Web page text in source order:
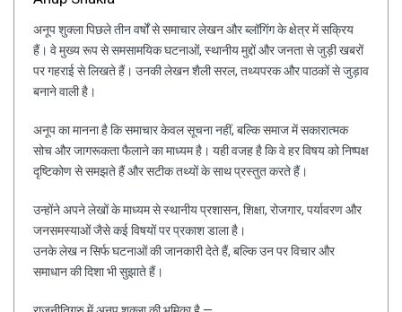
अनूप शुक्ला पिछले तीन वर्षों से समाचार लेखन और ब्लॉगिंग के क्षेत्र में सक्रिय
हैं। वे मुख्य रूप से समसामयिक घटनाओं, स्थानीय मुद्दों और जनता से जुड़ी खबरों
पर गहराई से लिखते हैं। उनकी लेखन शैली सरल, तथ्यपरक और पाठकों से जुड़ाव
बनाने वाली है।
अनूप का मानना है कि समाचार केवल सूचना नहीं, बल्कि समाज में सकारात्मक
सोच और जागरूकता फैलाने का माध्यम है। यही वजह है कि वे हर विषय को निष्पक्ष
दृष्टिकोण से समझते हैं और सटीक तथ्यों के साथ प्रस्तुत करते हैं।
उन्होंने अपने लेखों के माध्यम से स्थानीय प्रशासन, शिक्षा, रोजगार, पर्यावरण और
जनसमस्याओं जैसे कई विषयों पर प्रकाश डाला है।
उनके लेख न सिर्फ घटनाओं की जानकारी देते हैं, बल्कि उन पर विचार और
समाधान की दिशा भी सुझाते हैं।